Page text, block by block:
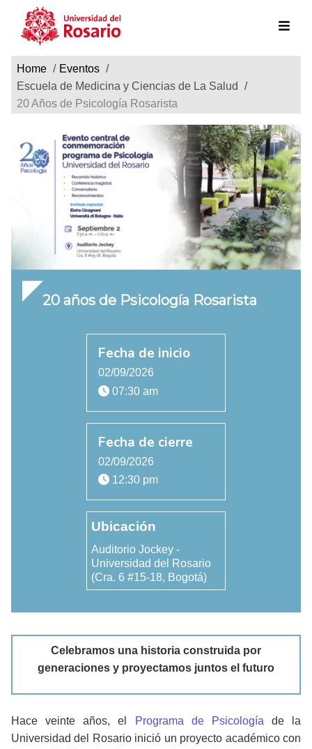
Pasar al contenido principal
Ruta de navegación
Home
Eventos
Escuela de Medicina y Ciencias de La Salud
20 Años de Psicología Rosarista
20 años de Psicología Rosarista
Fecha de inicio
02/09/2026
07:30 am
Fecha de cierre
02/09/2026
12:30 pm
Ubicación
Auditorio Jockey -
Universidad del Rosario
(Cra. 6 #15-18, Bogotá)
Celebramos una historia construida por
generaciones y proyectamos juntos el futuro
Hace veinte años, el Programa de Psicología de la
Universidad del Rosario inició un proyecto académico con